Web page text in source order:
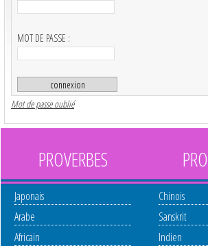
MOT DE PASSE :
Mot de passe oublié
PROVERBES
Japonais
Arabe
Africain
Chinois
Sanskrit
Indien